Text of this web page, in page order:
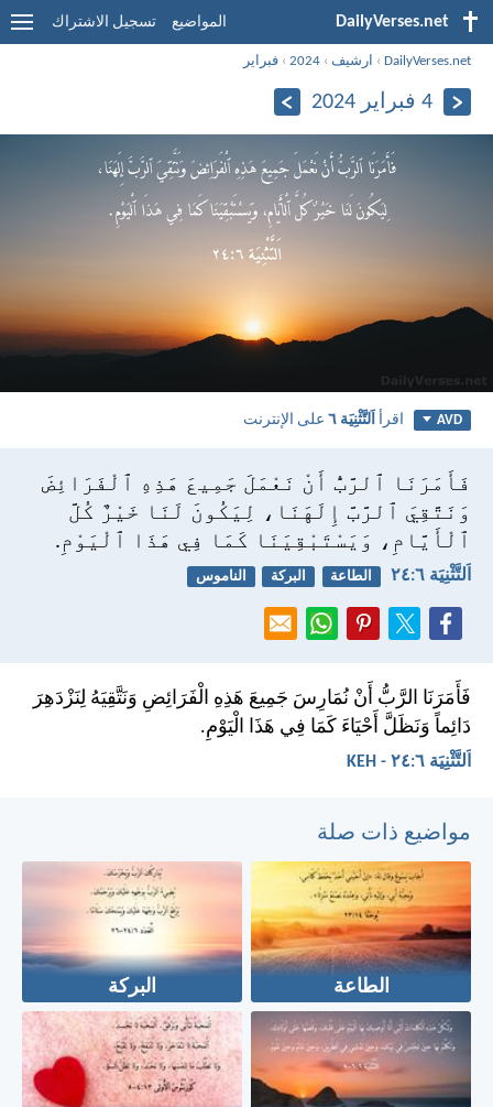
DailyVerses.net المواضيع تسجيل الاشتراك
DailyVerses.net
› ارشيف ›
2024
›فبراير
4 فبراير 2024
AVD اقرأ اَلتَّثْنِيَة ٦ على الإنترنت
فَأَمَرَنَا ٱلرَّبُّ أَنْ نَعْمَلَ جَمِيعَ هَذِهِ ٱلْفَرَائِضَ
وَنَتَّقِيَ ٱلرَّبَّ إِلَهَنَا، لِيَكُونَ لَنَا خَيْرٌ كُلَّ
ٱلْأَيَّامِ، وَيَسْتَبْقِيَنَا كَمَا فِي هَذَا ٱلْيَوْمِ.
اَلتَّثْنِيَة ٦:‏٢٤ الطاعة البركة الناموس
فَأَمَرَنَا الرَّبُّ أَنْ نُمَارِسَ جَمِيعَ هَذِهِ الْفَرَائِضِ وَنَتَّقِيَهُ لِنَزْدَهِرَ
دَائِماً وَنَظَلَّ أَحْيَاءَ كَمَا فِي هَذَا الْيَوْمِ.
اَلتَّثْنِيَة ٦:‏٢٤ - KEH
مواضيع ذات صلة
الطاعة البركة